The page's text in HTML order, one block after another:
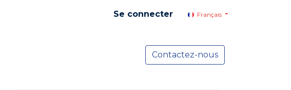
Se connecter Français
Actualités
Contactez-nous